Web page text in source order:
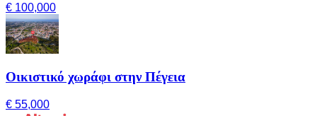
€ 100,000
Οικιστικό χωράφι στην Πέγεια
€ 55,000